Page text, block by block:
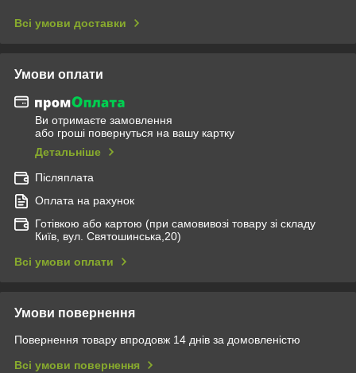
Всі умови доставки
Умови оплати
Ви отримаєте замовлення
або гроші повернуться на вашу картку
Детальніше
Післяплата
Оплата на рахунок
Готівкою або картою (при самовивозі товару зі складу
Київ, вул. Святошинська,20)
Всі умови оплати
Умови повернення
Повернення товару впродовж 14 днів за домовленістю
Всі умови повернення